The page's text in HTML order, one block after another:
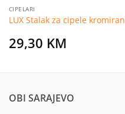
CIPELARI
LUX Stalak za cipele kromiran
29,30 KM
OBI SARAJEVO